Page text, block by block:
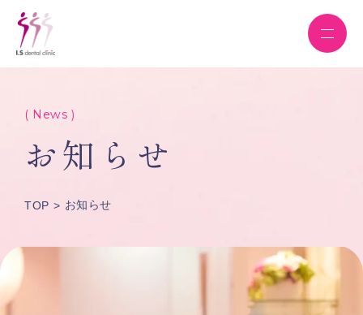
( News )
お知らせ
TOP お知らせ